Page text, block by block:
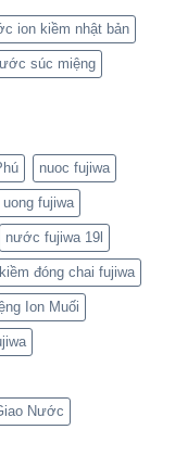
ion kiềm nhật bản
súc miệng
nuoc fujiwa
uong fujiwa
nước fujiwa 19l
đóng chai fujiwa
Ion Muối
Nước